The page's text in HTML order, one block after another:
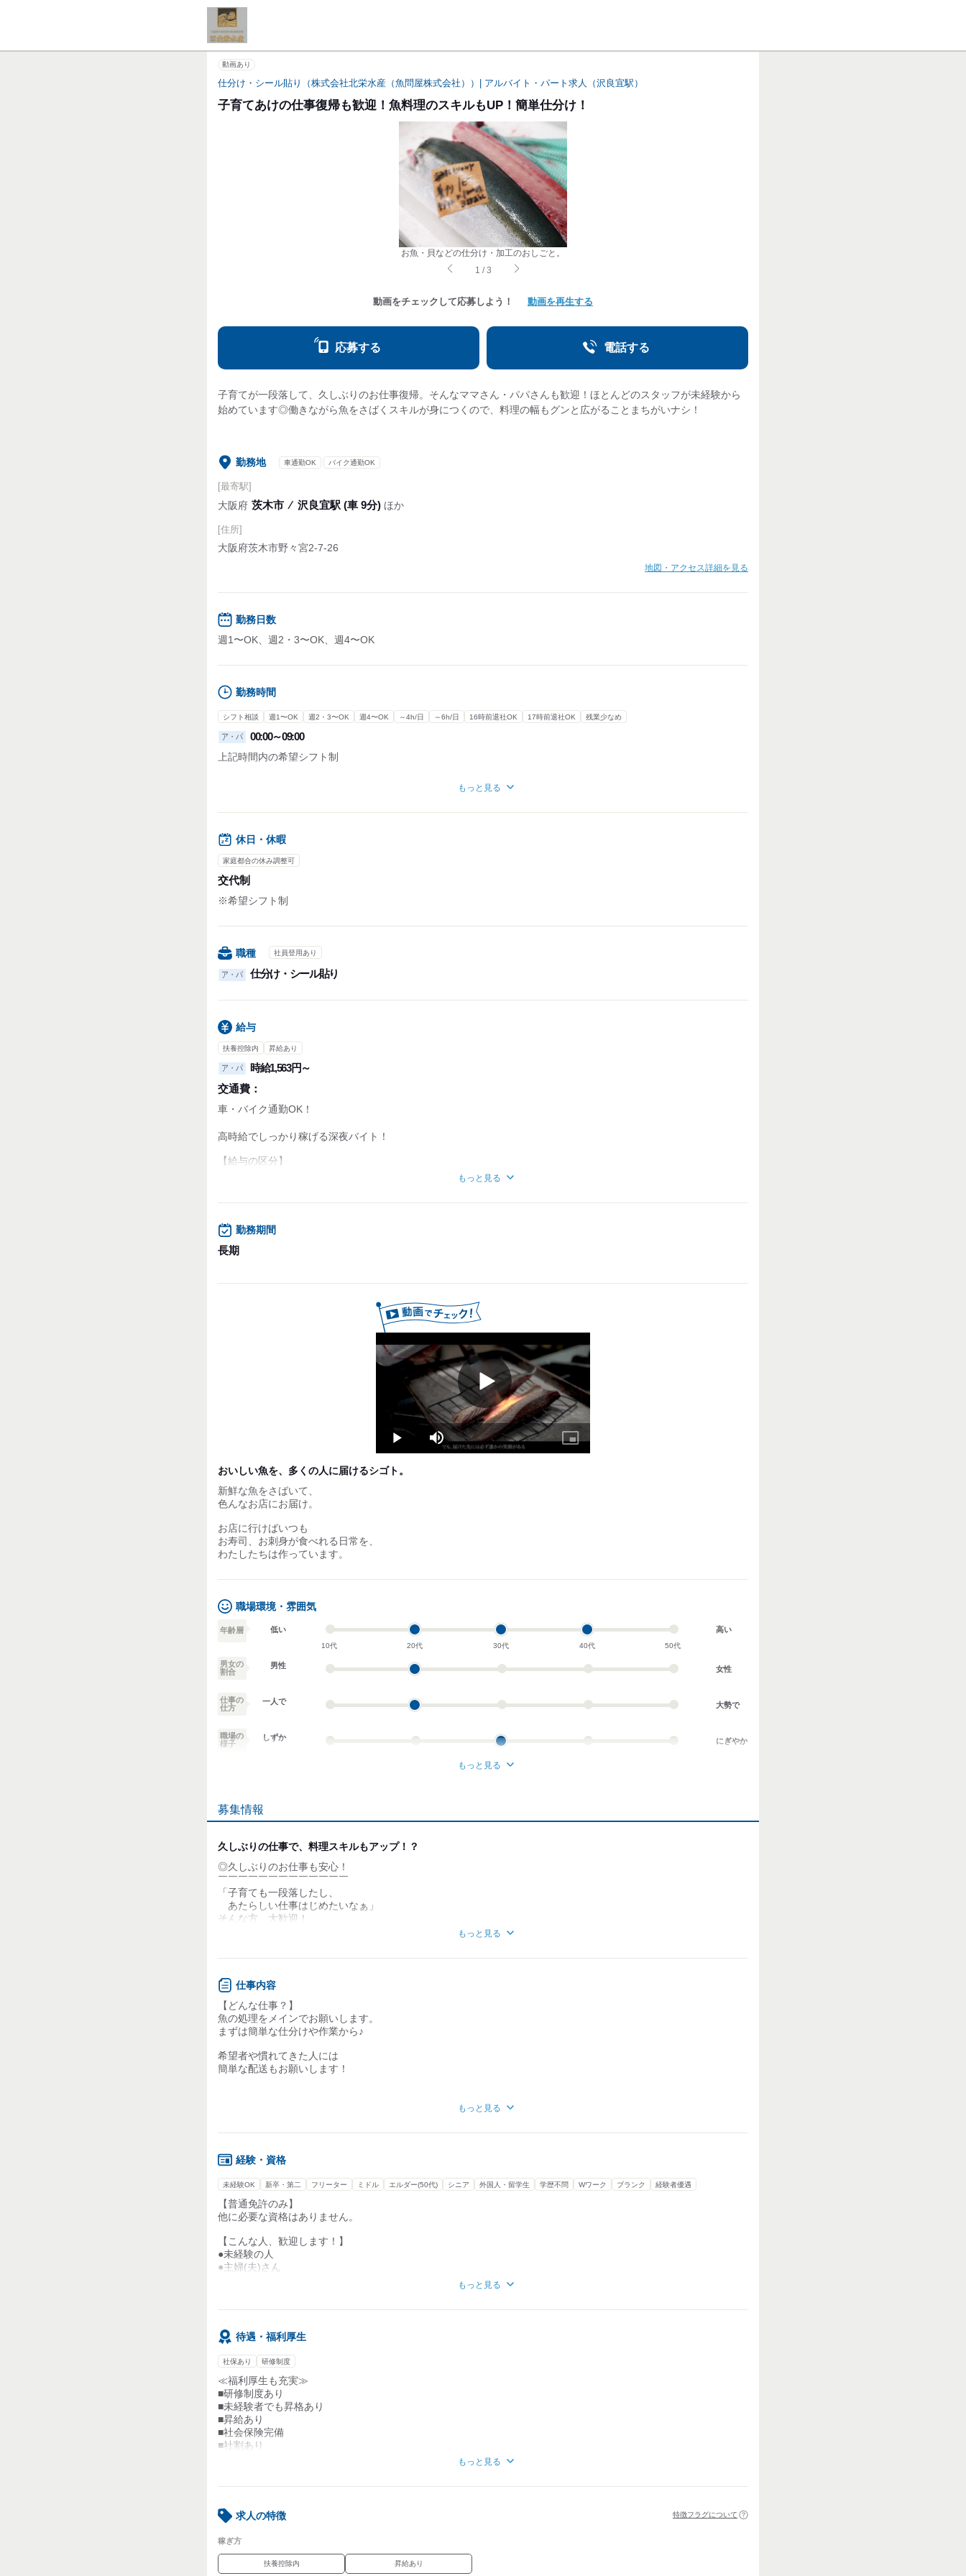
動画あり
仕分け・シール貼り（株式会社北栄水産（魚問屋株式会社））| アルバイト・パート求人（沢良宜駅）
子育てあけの仕事復帰も歓迎！魚料理のスキルもUP！簡単仕分け！
お魚・貝などの仕分け・加工のおしごと。
1 /3
動画をチェックして応募しよう！ 動画を再生する
応募する 電話する
子育てが一段落して、久しぶりのお仕事復帰。そんなママさん・パパさんも歓迎！ほとんどのスタッフが未経験から
始めています◎働きながら魚をさばくスキルが身につくので、料理の幅もグンと広がることまちがいナシ！
勤務地 車通勤OK バイク通勤OK
[最寄駅]
大阪府 茨木市 ⁄ 沢良宜駅 (車 9分) ほか
[住所]
大阪府茨木市野々宮2-7-26
地図・アクセス詳細を見る
勤務日数
週1〜OK、週2・3〜OK、週4〜OK
勤務時間
シフト相談 週1〜OK 週2・3〜OK 週4〜OK ～4h/日 ～6h/日 16時前退社OK 17時前退社OK 残業少なめ
ア・パ 00:00～09:00
上記時間内の希望シフト制
勤務時間や曜日は応相談
気軽に相談してくださいね。
【シフト例】
・00:00～6:00
・0:00～9:00
・5:00～14:00
上記はあくまで一例です。
時間帯の希望をお聞かせください！
もっと見る
休日・休暇
家庭都合の休み調整可
交代制
※希望シフト制
職種 社員登用あり
ア・パ 仕分け・シール貼り
給与
扶養控除内 昇給あり
ア・パ
時給1,563円～
交通費：
車・バイク通勤OK！
高時給でしっかり稼げる深夜バイト！
【給与の区分】
■昇給アリ
【収入例】※深夜帯の場合
もっと見る
勤務期間
長期
Play
Video
Play Mute
Picture-
in-
おいしい魚を、多くの人に届けるシゴト。
新鮮な魚をさばいて、
色んなお店にお届け。
お店に行けばいつも
お寿司、お刺身が食べれる日常を、
わたしたちは作っています。
職場環境・雰囲気
年齢層 低い
10代 20代 30代 40代 50代
高い
男女の
割合
男性 女性
仕事の
仕方
一人で 大勢で
職場の
様子
しずか にぎやか
個性が生かせる
デスクワーク
お客様との対話が
少ない
力仕事が少ない
未経験から始めた人がほとんどです。
もっと見る
募集情報
久しぶりの仕事で、料理スキルもアップ！？
◎久しぶりのお仕事も安心！
￣￣￣￣￣￣￣￣￣￣￣￣￣
「子育ても一段落したし、
あたらしい仕事はじめたいなぁ」
そんな方、大歓迎！
未経験からオシゴトを始めています！
◎魚をさばくスキルも身につく！
￣￣￣￣￣￣￣￣￣￣￣￣￣￣￣
「魚をさばいたこと無いんだけど…」
という人も、包丁の持ち方から
魚のさばき方は、キホンを覚えれば
あつかうので、
魚の知識も身につきますよ！
【▼こんな魚をさばきます】
ヒラメ、ハモ、キス、クエ、サワラ、
ブリ、トラフグ、アンコウ、マダイ、
マナガツオ、イセエビ、ホタルイカ、
ホタテ貝、ズワイガニ、本マグロ…etc
もっと見る
仕事内容
【どんな仕事？】
魚の処理をメインでお願いします。
まずは簡単な仕分けや作業から♪
希望者や慣れてきた人には
簡単な配送もお願いします！
魚の仕分けやシール貼り
□簡単な魚の処理
ウロコを取る、皮を剥ぐ など
□魚のカッティング
決められた重さに
計量もきちんとするので
マニュアル通りにすればOK♪
もっと見る
経験・資格
未経験OK 新卒・第二 フリーター ミドル エルダー(50代) シニア 外国人・留学生 学歴不問 Wワーク ブランク 経験者優遇
【普通免許のみ】
他に必要な資格はありません。
【こんな人、歓迎します！】
●未経験の人
●主婦(夫)さん
【こんな前職のスタッフもいます！】
◆バイク販売
普通に休みが取れる仕事がしたかった
◆自動車販売ディーラー
包丁を持ったこともなかった
◆飲食店
ちょっとだけ魚について勉強したかった
もっと見る
待遇・福利厚生
社保あり 研修制度
≪福利厚生も充実≫
■研修制度あり
■未経験者でも昇格あり
■昇給あり
■社会保険完備
■社割あり
>■高収入
もっと見る
求人の特徴 特徴フラグについて
稼ぎ方
扶養控除内 昇給あり